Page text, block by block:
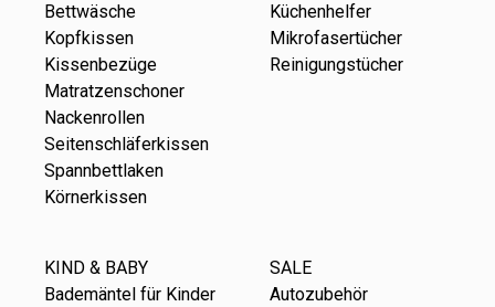
Bettwäsche
Kopfkissen
Kissenbezüge
Matratzenschoner
Nackenrollen
Seitenschläferkissen
Spannbettlaken
Körnerkissen
Küchenhelfer
Mikrofasertücher
Reinigungstücher
KIND & BABY
Bademäntel für Kinder
SALE
Autozubehör